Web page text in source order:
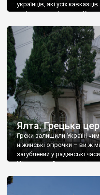
українців, які усіх
є відданими вірянами
Ялта. Грецька
Греки залишили Україні
ніжинські огірочки – ви ж
загублений у радянські
Ніжин греки?